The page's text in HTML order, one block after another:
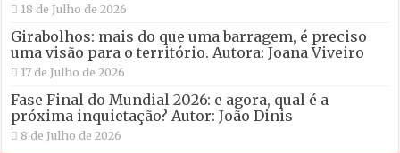
18 de Julho de 2026
Girabolhos: mais do que uma barragem, é preciso
uma visão para o território. Autora: Joana Viveiro
17 de Julho de 2026
Fase Final do Mundial 2026: e agora, qual é a
próxima inquietação? Autor: João Dinis
8 de Julho de 2026